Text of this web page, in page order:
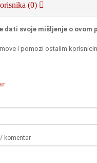
(0)
dati svoje mišljenje o ovom
i pomozi ostalim
komentar